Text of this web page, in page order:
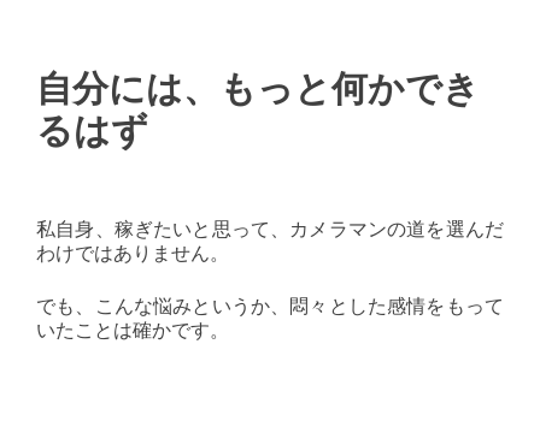
自分には、もっと何かでき
るはず
私自身、稼ぎたいと思って、カメラマンの道を選んだ
わけではありません。
でも、こんな悩みというか、悶々とした感情をもって
いたことは確かです。